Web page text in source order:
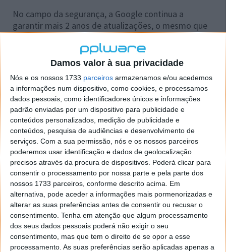
Damos valor à sua privacidade
Nós e os nossos 1733 parceiros armazenamos e/ou acedemos
a informações num dispositivo, como cookies, e processamos
dados pessoais, como identificadores únicos e informações
padrão enviadas por um dispositivo para publicidade e
conteúdos personalizados, medição de publicidade e
conteúdos, pesquisa de audiências e desenvolvimento de
serviços. Com a sua permissão, nós e os nossos parceiros
poderemos usar identificação e dados de geolocalização
precisos através da procura de dispositivos. Poderá clicar para
consentir o processamento por nossa parte e pela parte dos
nossos 1733 parceiros, conforme descrito acima. Em
alternativa, pode aceder a informações mais pormenorizadas e
alterar as suas preferências antes de consentir ou recusar o
consentimento. Tenha em atenção que algum processamento
dos seus dados pessoais poderá não exigir o seu
consentimento, mas que tem o direito de se opor a esse
processamento. As suas preferências serão aplicadas apenas a
No campo da segurança, a Google continua a
garantir mais 2 anos de atualizações, o mesmo que
restantes marcas Android parecem seguir aqui o
mesmo caminho e oferecem naturalmente mais 2
anos de correções de segurança.
O futuro poderá trazer mais Android
A marca admite que poderá mudar a sua política e